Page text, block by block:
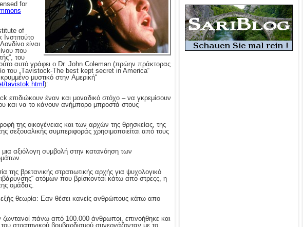
for
of
είναι
που
του
αυτό γράφει ο Dr. John Coleman (πρώην πράκτορας
του „Τavistock-The best kept secret in America“
μυστικό στην Aμερική“
tavistok.html ):
επιδιώκουν έναν και μοναδικό στόχο – να γκρεμίσουν
και να το κάνουν ανήμπορο μπροστά στους
της οικογένειας και των αρχών της θρησκείας, της
σεξουαλικής συμπεριφοράς χρησιμοποιείται από τους
αξιόλογη συμβολή στην κατανόηση των
βρετανικής στρατιωτικής αρχής για ψυχολογικό
ατόμων που βρίσκονται κάτω απο στρεςς, η
ομάδας.
θεωρία: Εαν θέσει κανείς ανθρώπους κάτω απο
ζωντανοί πάνω από 100.000 άνθρωποι, επινοήθηκε και
στρατηγικού βομβαρδισμού συνεργάζονταν με το